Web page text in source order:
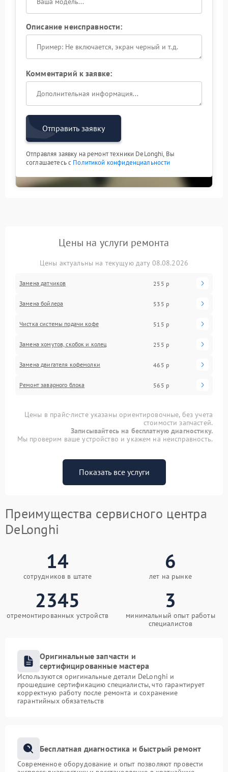
Ремонт в сервис‑центре
FIX‑DELONGHI
При первых признаках замедленного нагрева
мастера оперативно проведут диагностику, выявят
причину неисправности и восстановят нормальную
работу вашей кофемашины. Доверьте технику
профессионалам — и она будет радовать вас
идеальным кофе каждый день.
Описание неисправности:
Комментарий к заявке:
Отправить заявку
Отправляя заявку на ремонт техники DeLonghi, Вы
соглашаетесь с Политикой конфиденциальности
Цены на услуги ремонта
Цены актуальны на текущую дату 08.08.2026
Замена датчиков 255 р
Замена бойлера 535 р
Чистка системы подачи кофе 515 р
Замена хомутов, скобок и колец 255 р
Замена двигателя кофемолки 465 р
Ремонт заварного блока 565 р
Цены в прайс-листе указаны ориентировочные, без учета
стоимости запчастей.
Записывайтесь на бесплатную диагностику.
Мы проверим ваше устройство и укажем на неисправность.
Показать все услуги
Преимущества сервисного центра
DeLonghi
14
сотрудников в штате
6
лет на рынке
2345
отремонтированных устройств
3
минимальный опыт работы
специалистов
Оригинальные запчасти и
сертифицированные мастера
Используются оригинальные детали DeLonghi и
прошедшие сертификацию специалисты, что гарантирует
корректную работу после ремонта и сохранение
гарантийных обязательств
Бесплатная диагностика и быстрый ремонт
Современное оборудование и опыт позволяют провести